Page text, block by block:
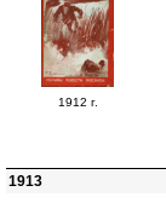
1912 г.
1913